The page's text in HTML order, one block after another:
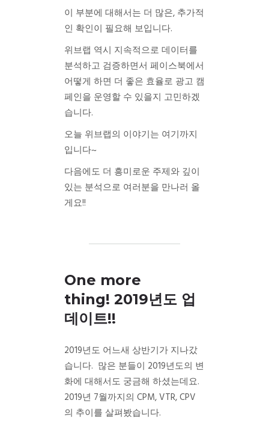
이 부분에 대해서는 더 많은, 추가적
인 확인이 필요해 보입니다.
위브랩 역시 지속적으로 데이터를
분석하고 검증하면서 페이스북에서
어떻게 하면 더 좋은 효율로 광고 캠
페인을 운영할 수 있을지 고민하겠
습니다.
오늘 위브랩의 이야기는 여기까지
입니다~
다음에도 더 흥미로운 주제와 깊이
있는 분석으로 여러분을 만나러 올
게요!!
One more
thing! 2019년도 업
데이트!!
2019년도 어느새 상반기가 지나갔
습니다. 많은 분들이 2019년도의 변
화에 대해서도 궁금해 하셨는데요.
2019년 7월까지의 CPM, VTR, CPV
의 추이를 살펴봤습니다.